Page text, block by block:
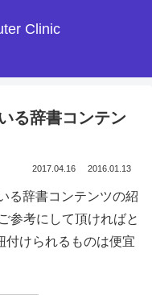
Clinic
る辞書コンテン
2017.04.16 2016.01.13
る辞書コンテンツの紹
参考にして頂ければと
付けられるものは便宜